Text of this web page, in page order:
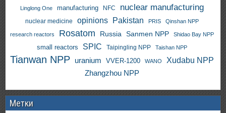
Linglong One manufacturing NFC nuclear manufacturing
nuclear medicine opinions Pakistan PRIS Qinshan NPP
research reactors Rosatom Russia Sanmen NPP Shidao Bay NPP
small reactors SPIC Taipingling NPP Taishan NPP
Tianwan NPP uranium VVER-1200 WANO
Xudabu NPP
Zhangzhou NPP
Метки